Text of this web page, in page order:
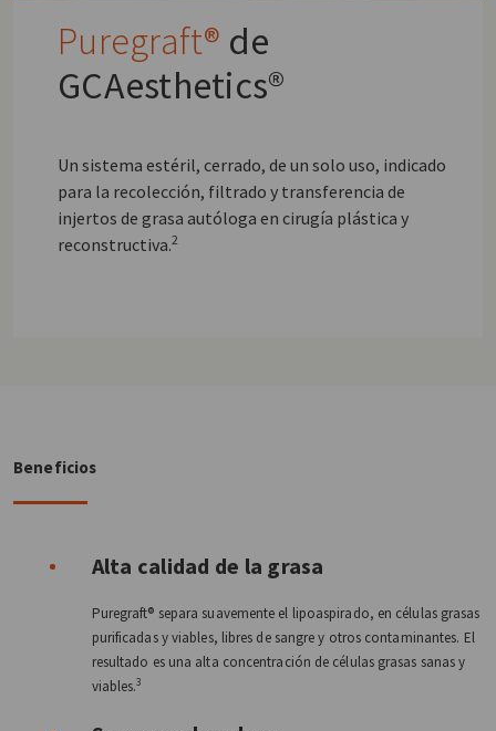
Puregraft® de
GCAesthetics®
Un sistema estéril, cerrado, de un solo uso, indicado
para la recolección, filtrado y transferencia de
injertos de grasa autóloga en cirugía plástica y
reconstructiva.2
Beneficios
Alta calidad de la grasa
Puregraft® separa suavemente el lipoaspirado, en células grasas
purificadas y viables, libres de sangre y otros contaminantes. El
resultado es una alta concentración de células grasas sanas y
viables.3